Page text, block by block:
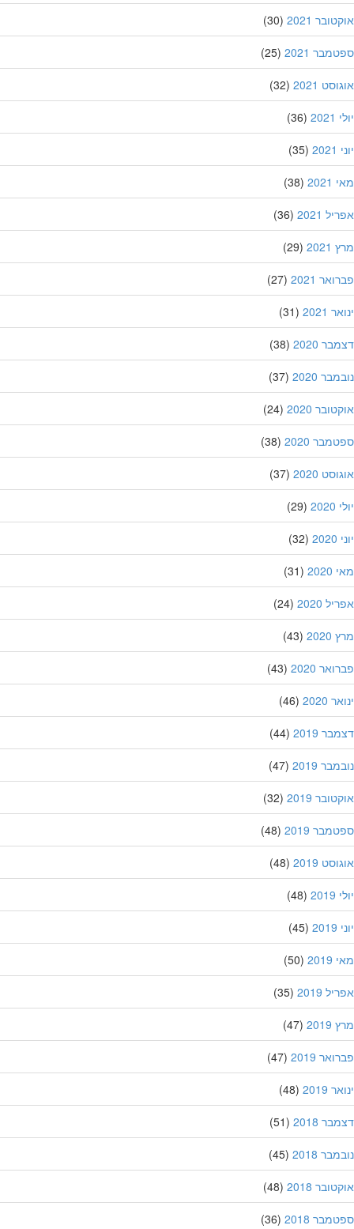
2021
(30)
2021
(25)
2021
(32)
(36)
(35)
(38)
2021
(36)
(29)
2021
(27)
2021
(31)
2020
(38)
2020
(37)
2020
(24)
2020
(38)
2020
(37)
(29)
(32)
(31)
2020
(24)
(43)
2020
(43)
2020
(46)
2019
(44)
2019
(47)
2019
(32)
2019
(48)
2019
(48)
(48)
(45)
(50)
2019
(35)
(47)
2019
(47)
2019
(48)
2018
(51)
2018
(45)
2018
(48)
2018
(36)